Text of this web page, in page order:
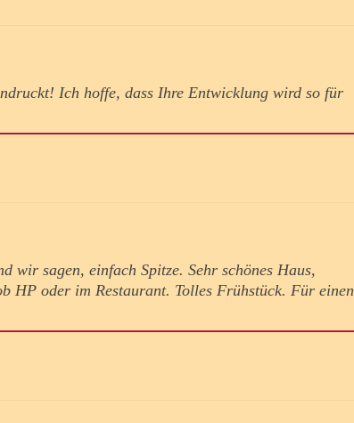
Ich hoffe, dass Ihre Entwicklung wird so für
wir sagen, einfach Spitze. Sehr schönes Haus,
HP oder im Restaurant. Tolles Frühstück. Für einen